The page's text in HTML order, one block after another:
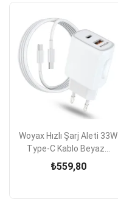
Woyax Hızlı Şarj Aleti 33W
Type-C Kablo Beyaz...
₺559,80